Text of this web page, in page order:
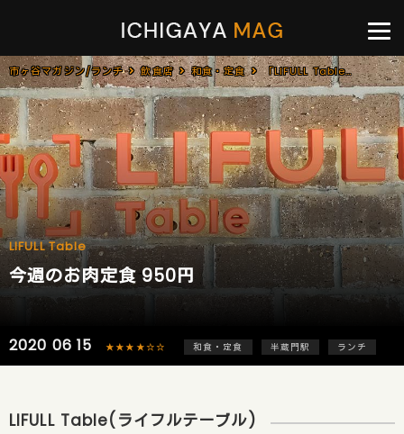
市ヶ谷マガジン/ランチ 飲食店 和食・定食 「LIFULL Table」で「今週のお肉定食(950円)」のランチ[半蔵門]
LIFULL Table
今週のお肉定食 950円
2020 06 15 ★★★★☆☆ 和食・定食 半蔵門駅 ランチ
LIFULL Table(ライフルテーブル)